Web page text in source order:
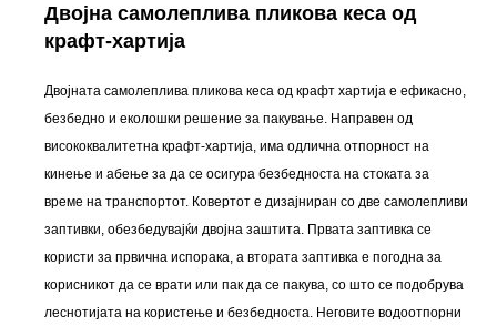
Двојна самолеплива пликова кеса од
крафт-хартија
Двојната самолеплива пликова кеса од крафт хартија е ефикасно,
безбедно и еколошки решение за пакување. Направен од
висококвалитетна крафт-хартија, има одлична отпорност на
кинење и абење за да се осигура безбедноста на стоката за
време на транспортот. Ковертот е дизајниран со две самолепливи
заптивки, обезбедувајќи двојна заштита. Првата заптивка се
користи за првична испорака, а втората заптивка е погодна за
корисникот да се врати или пак да се пакува, со што се подобрува
леснотијата на користење и безбедноста. Неговите водоотпорни